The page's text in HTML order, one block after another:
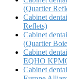
(Quartier
Cabinet
Reflets)
Cabinet
(Quartier
Cabinet
EQHO
Cabinet